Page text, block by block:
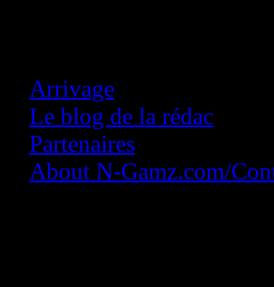
Arrivage
Le blog de la rédac
Partenaires
About N-Gamz.com/